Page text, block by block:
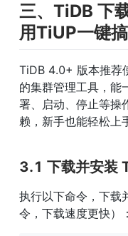
三、TiDB 下
用TiUP一键搞
TiDB 4.0+ 版本推荐
的集群管理工具，能
署、启动、停止等操
赖，新手也能轻松上
3.1 下载并安装
执行以下命令，下载
令，下载速度更快）：